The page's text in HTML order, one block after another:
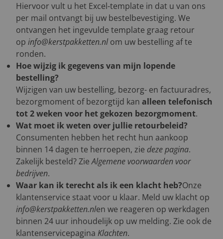
Hiervoor vult u het Excel-template in dat u van ons
per mail ontvangt bij uw bestelbevestiging. We
ontvangen het ingevulde template graag retour
op info@kerstpakketten.nlom uw bestelling af te
ronden.
Hoe wijzig ik gegevens van mijn lopende
bestelling?
Wijzigen van uw bestelling, bezorg- en factuuradres,
bezorgmoment of bezorgtijd kan alleen telefonisch
tot 2 weken voor het gekozen bezorgmoment.
Wat moet ik weten over jullie retourbeleid?
Consumenten hebben het recht hun aankoop
binnen 14 dagen te herroepen, zie deze pagina.
Zakelijk besteld? ZieAlgemene voorwaarden voor
bedrijven.
Waar kan ik terecht als ik een klacht heb?Onze
klantenservice staat voor u klaar. Meld uw klacht op
info@kerstpakketten.nlen we reageren op werkdagen
binnen 24 uur inhoudelijk op uw melding. Zie ook de
klantenservicepagina Klachten.